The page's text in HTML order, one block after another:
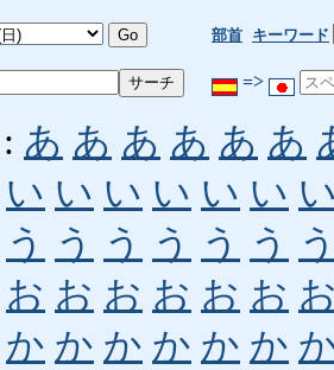
部首 キーワード
=>
: あ あ あ あ あ あ
い い い い い い
う う う う う う
お お お お お お
か か か か か か